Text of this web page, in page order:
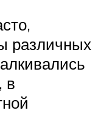
различных
в